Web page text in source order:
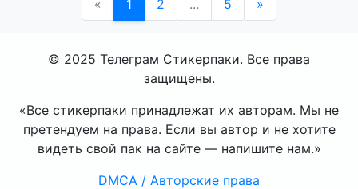
« 1 2 ... 5 »
© 2025 Телеграм Стикерпаки. Все права
защищены.
«Все стикерпаки принадлежат их авторам. Мы не
претендуем на права. Если вы автор и не хотите
видеть свой пак на сайте — напишите нам.»
DMCA / Авторские права